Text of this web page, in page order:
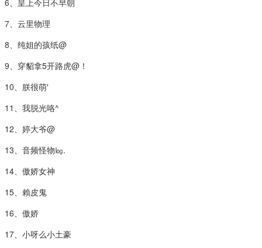
7、云里物理
8、纯姐的孩纸@
9、穿貂拿5开路虎@！
10、朕很萌′
11、我脱光咯^
12、婷大爷@
13、音频怪物㏒.
14、傲娇女神
15、賴皮鬼
16、傲娇
17、小呀么小土豪